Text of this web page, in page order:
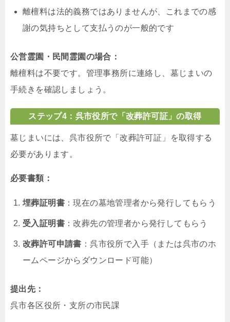
離檀料は法的義務ではありませんが、これまでの感
謝の気持ちとして支払うのが一般的です
公営霊園・民間霊園の場合：
離檀料は不要です。管理事務所に連絡し、墓じまいの
手続きを確認しましょう。
ステップ4：呉市役所で「改葬許可証」の取得
墓じまいには、呉市役所で「改葬許可証」を取得する
必要があります。
必要書類：
埋葬証明書 ：現在の墓地管理者から発行してもらう
受入証明書 ：改葬先の管理者から発行してもらう
改葬許可申請書 ：呉市役所で入手（または呉市のホ
ームページからダウンロード可能）
提出先：
呉市各区役所・支所の市民課